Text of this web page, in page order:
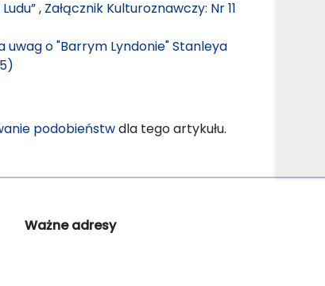
, Załącznik Kulturoznawczy: Nr 11
uwag o "Barrym Lyndonie" Stanleya
podobieństwdla tego artykułu.
Ważne adresy